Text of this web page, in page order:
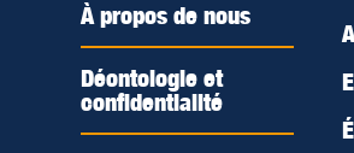
À propos de nous
Déontologie et
confidentialité